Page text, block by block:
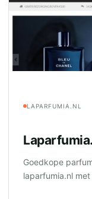
LAPARFUMIA.NL
Goedkope
laparfumia.nl